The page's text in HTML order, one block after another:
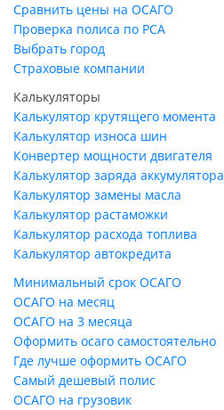
Сравнить цены на ОСАГО
Проверка полиса по РСА
Выбрать город
Страховые компании
Калькуляторы
Калькулятор крутящего момента
Калькулятор износа шин
Конвертер мощности двигателя
Калькулятор заряда аккумулятора
Калькулятор замены масла
Калькулятор растаможки
Калькулятор расхода топлива
Калькулятор автокредита
Минимальный срок ОСАГО
ОСАГО на месяц
ОСАГО на 3 месяца
Оформить осаго самостоятельно
Где лучше оформить ОСАГО
Самый дешевый полис
ОСАГО на грузовик